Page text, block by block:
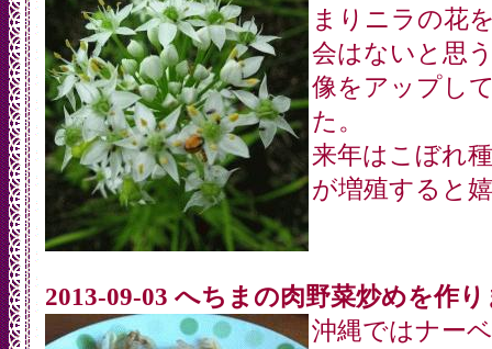
まりニラの花
会はないと思
像をアップし
た。
来年はこぼれ
が増殖すると
2013-09-03 へちまの肉野菜炒めを作
沖縄ではナー